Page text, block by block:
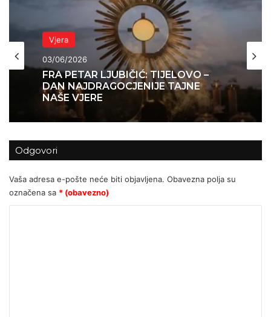
Vjera
03/06/2026
FRA PETAR LJUBIČIĆ: TIJELOVO –
DAN NAJDRAGOCJENIJE TAJNE
Vjera
12/05/2026
Sveti Leopold Bogdan Mandić -
svetac koji je ”čitao” ljudska srca
Odgovori
Vaša adresa e-pošte neće biti objavljena. Obavezna polja su
označena sa * (obavezno)